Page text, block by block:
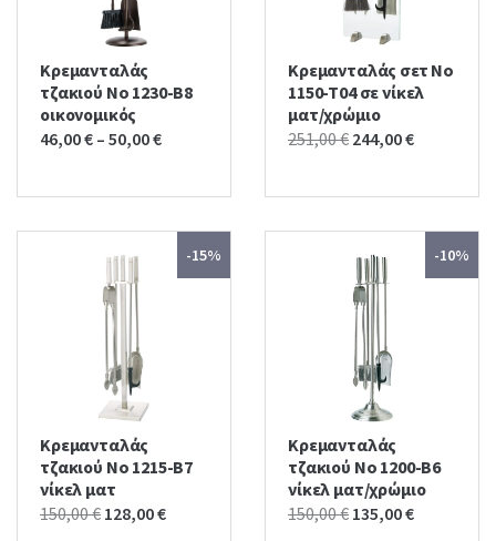
Κρεμανταλάς
τζακιού No 1230-Β8
οικονομικός
46,00€ – 50,00€
Κρεμανταλάς σετ No
1150-T04 σε νίκελ
ματ/χρώμιο
251,00€ Original
was:
244,00€Current
is:
-15%
Κρεμανταλάς
τζακιού No 1215-Β7
νίκελ ματ
150,00€ Original
128,00€Current
-10%
Κρεμανταλάς
τζακιού No 1200-Β6
νίκελ ματ/χρώμιο
150,00€ Original
135,00€Current